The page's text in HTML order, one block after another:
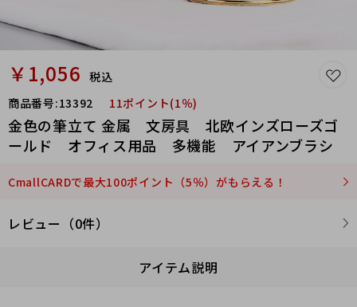
￥1,056 税込
商品番号:13392 11ポイント(1％)
金色の筆立て 金属 文房具 北欧インズローズゴ
ールド オフィス用品 多機能 アイアンブラシ
CmallCARDで最大100ポイント（5％）がもらえる！
レビュー（0件）
アイテム説明